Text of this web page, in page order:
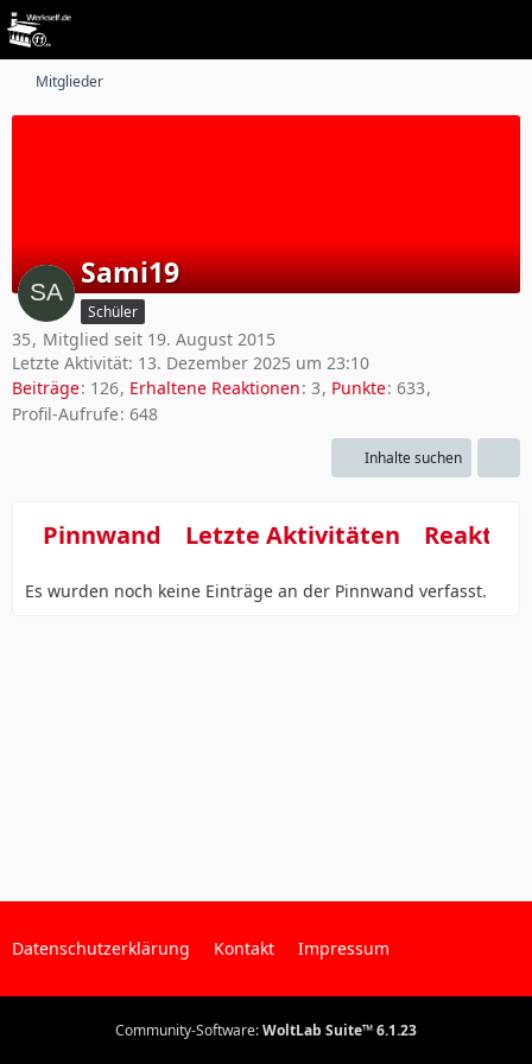
Mitglieder
Sami19
Schüler
35
Mitglied seit 19. August 2015
Letzte Aktivität: 13. Dezember 2025 um 23:10
Beiträge 126 Erhaltene Reaktionen 3 Punkte 633
Profil-Aufrufe 648
Inhalte suchen
Pinnwand Letzte Aktivitäten
Es wurden noch keine Einträge an der Pinnwand verfasst.
Datenschutzerklärung Kontakt Impressum
Community-Software:WoltLab Suite™ 6.1.23